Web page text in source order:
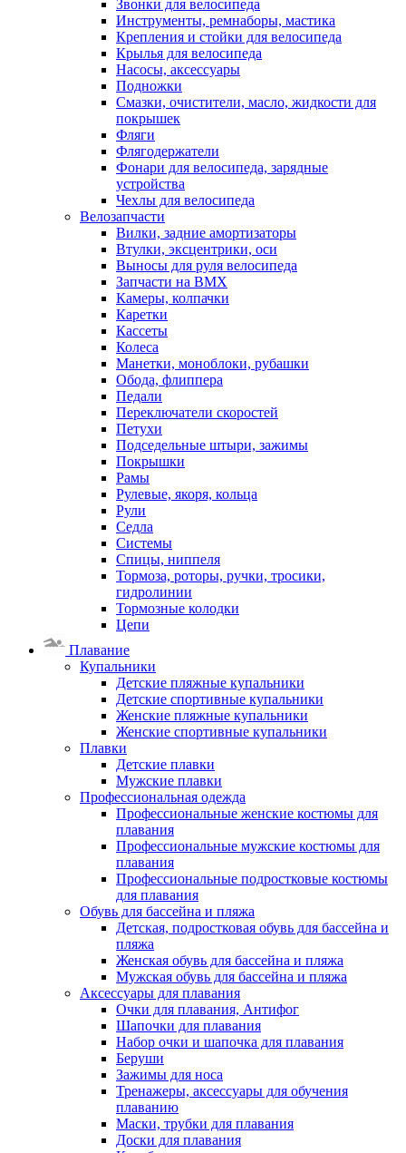
Звонки для велосипеда
Инструменты, ремнаборы, мастика
Крепления и стойки для велосипеда
Крылья для велосипеда
Насосы, аксессуары
Подножки
Смазки, очистители, масло, жидкости для
покрышек
Фляги
Флягодержатели
Фонари для велосипеда, зарядные
устройства
Чехлы для велосипеда
Велозапчасти
Вилки, задние амортизаторы
Втулки, эксцентрики, оси
Выносы для руля велосипеда
Запчасти на BMX
Камеры, колпачки
Каретки
Кассеты
Колеса
Манетки, моноблоки, рубашки
Обода, флиппера
Педали
Переключатели скоростей
Петухи
Подседельные штыри, зажимы
Покрышки
Рамы
Рулевые, якоря, кольца
Рули
Седла
Системы
Спицы, ниппеля
Тормоза, роторы, ручки, тросики,
гидролинии
Тормозные колодки
Цепи
Плавание
Купальники
Детские пляжные купальники
Детские спортивные купальники
Женские пляжные купальники
Женские спортивные купальники
Плавки
Детские плавки
Мужские плавки
Профессиональная одежда
Профессиональные женские костюмы для
плавания
Профессиональные мужские костюмы для
плавания
Профессиональные подростковые костюмы
для плавания
Обувь для бассейна и пляжа
Детская, подростковая обувь для бассейна и
пляжа
Женская обувь для бассейна и пляжа
Мужская обувь для бассейна и пляжа
Аксессуары для плавания
Очки для плавания, Антифог
Шапочки для плавания
Набор очки и шапочка для плавания
Беруши
Зажимы для носа
Тренажеры, аксессуары для обучения
плаванию
Маски, трубки для плавания
Доски для плавания